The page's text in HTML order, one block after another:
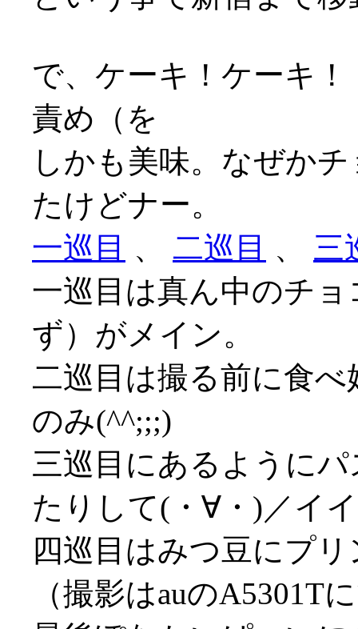
で、ケーキ！ケーキ
責め（を
しかも美味。なぜか
たけどナー。
一巡目 、 二巡目 、 三
一巡目は真ん中のチ
ず）がメイン。
二巡目は撮る前に食
のみ(^^;;;)
三巡目にあるように
たりして(・∀・)／イ
四巡目はみつ豆にプ
（撮影はauのA5301T